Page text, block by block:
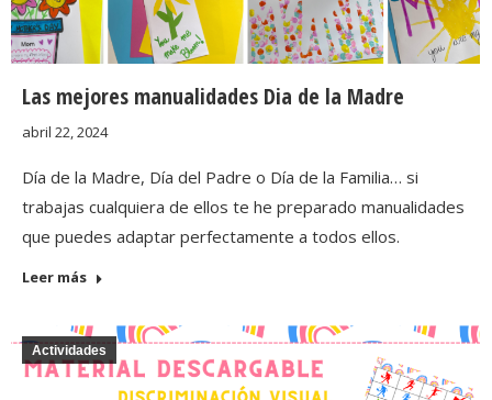
Las mejores manualidades Dia de la Madre
abril 22, 2024
Día de la Madre, Día del Padre o Día de la Familia… si
trabajas cualquiera de ellos te he preparado manualidades
que puedes adaptar perfectamente a todos ellos.
Leer más
Actividades